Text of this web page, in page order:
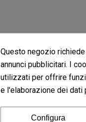
Questo negozio
annunci pubblicitari. I
utilizzati per offrire
e l'elaborazione dei dati
Configura